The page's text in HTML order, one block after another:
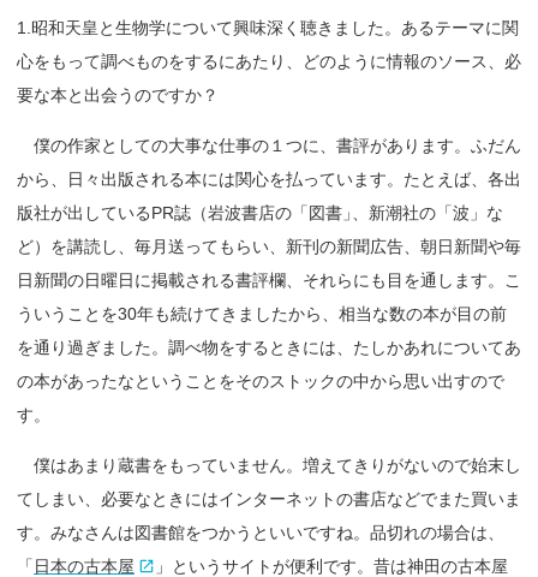
1.昭和天皇と生物学について興味深く聴きました。あるテーマに関
心をもって調べものをするにあたり、どのように情報のソース、必
要な本と出会うのですか？
僕の作家としての大事な仕事の１つに、書評があります。ふだん
から、日々出版される本には関心を払っています。たとえば、各出
版社が出しているPR誌（岩波書店の「図書 」
、新潮社の「波」な
ど）を講読し、毎月送ってもらい、新刊の新聞広告、朝日新聞や毎
日新聞の日曜日に掲載される書評欄、それらにも目を通します。こ
ういうことを30年も続けてきましたから、相当な数の本が目の前
を通り過ぎました。調べ物をするときには、たしかあれについてあ
の本があったなということをそのストックの中から思い出すので
す。
僕はあまり蔵書をもっていません。増えてきりがないので始末し
てしまい、必要なときにはインターネットの書店などでまた買いま
す。みなさんは図書館をつかうといいですね。品切れの場合は
「 日本の古本屋
」というサイトが便利です。昔は神田の古本屋